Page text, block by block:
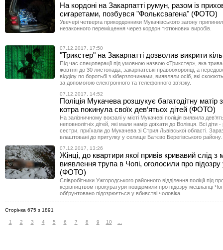
На кордоні на Закарпатті румун, разом із
сигаретами, позбувся "Фольксвагена" (ФОТО)
Увечері четверга прикордонники Мукачівського загону
незаконного переміщення через кордон тютюнових виробів.
07.12.2017, 17:50
"Трикстер" на Закарпатті дозволив викрити
Під час спецоперації під умовною назвою «Трикстер», яка
жовтня до 30 листопада, закарпатські правоохоронці, а
відділу по боротьбі з кіберзлочинами, виявляли осіб, які
за допомогою електронного та телефонного зв’язку.
07.12.2017, 14:52
Поліція Мукачева розшукує багатодітну матір
котра покинула своїх дев‘ятьох дітей (ФОТО)
На залізничному вокзалі у місті Мукачеві поліція виявила
неповнолітніх дітей, які мали намір доїхати до Волівця. Всі діти -
сестри, приїхали до Мукачева зі Стрия Львівської області.
влаштовані до притулку у селище Батєво Берегівського району.
07.12.2017, 13:26
Жінці, до квартири якої привів кривавий слід з
виявлення трупа в Чопі, оголосили про підозру
(ФОТО)
Співробітники Ужгородського районного відділення поліції під
керівництвом прокуратури повідомили про підозру мешканці
обґрунтовано підозрюється у вбивстві чоловіка.
Сторінка 675 з 1891
1 2 3 4 5 6 7 8 9 10